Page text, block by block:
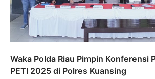
Waka Polda Riau Pimpin Konferensi
PETI 2025 di Polres Kuansing